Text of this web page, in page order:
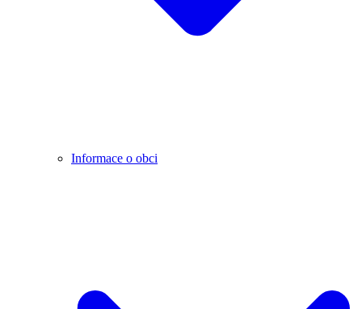
Informace o obci